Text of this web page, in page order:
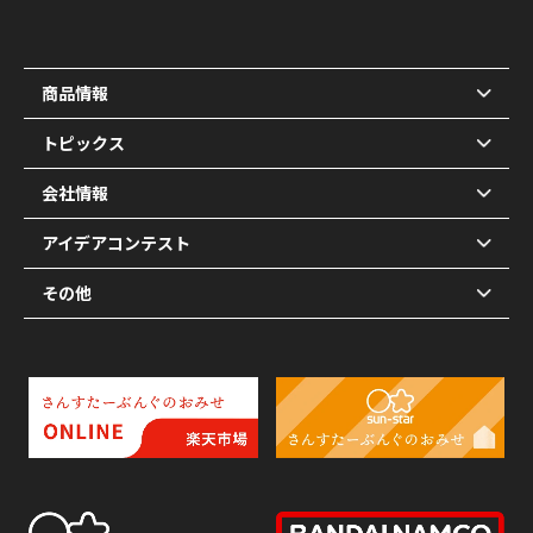
商品情報
トピックス
会社情報
アイデアコンテスト
その他